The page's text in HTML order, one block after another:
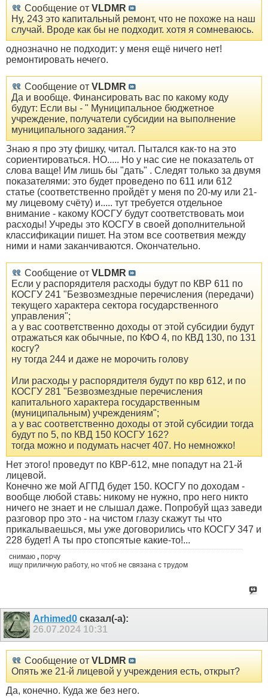
Сообщение от VLDMR
Ну, 243 это капитальный ремонт, что не похоже на наш
случай. Вроде как бы не подходит. хотя я сомневаюсь.
однозначно не подходит: у меня ещё ничего нет!
ремонтировать нечего.
Сообщение от VLDMR
Да и вообще. Финансировать вас по какому коду
будут: Если вы - " Муниципальное бюджетное
учреждение, получатели субсидии на выполнение
муниципального задания."?
Знаю я про эту фишку, читал. Пытался как-то на это
сориентироваться. НО..... Но у нас сие не показатель от
слова ваще! Им лишь бы "дать" . Следят только за двумя
показателями: это будет проведено по 611 или 612
статье (соответственно пройдёт у меня по 20-му или 21-
му лицевому счёту) и..... тут требуется отдельное
внимание - какому КОСГУ будут соответствовать мои
расходы! Учреды это КОСГУ в своей дополнительной
классификации пишет. На этом все соответвия между
ними и нами заканчиваются. Окончательно.
Сообщение от VLDMR
Если у распорядителя расходы будут по КВР 611 по
КОСГУ 241 "Безвозмездные перечисления (передачи)
текущего характера сектора государственного
управления";
а у вас соответственно доходы от этой субсидии будут
отражаться как обычные, по КФО 4, по КВД 130, по 131
косгу?
ну тогда 244 и даже не морочить голову
Или расходы у распорядителя будут по квр 612, и по
КОСГУ 281 "Безвозмездные перечисления
капитального характера государственным
(муниципальным) учреждениям";
а у вас соответственно доходы от этой субсидии тогда
будут по 5, по КВД 150 КОСГУ 162?
тогда можно и подумать насчет 407. Но немножко!
Нет этого! проведут по КВР-612, мне попадут на 21-й
лицевой.
Конечно же мой АГПД будет 150. КОСГУ по доходам -
вообще любой ставь: никому не нужно, про него никто
ничего не знает и не слышал даже. Попробуй щаз заведи
разговор про это - на чистом глазу скажут ты что
прикалываешься, мы уже договорились что КОСГУ 347 и
228 будет! А ты про стопсятые какие-то!...
снимаю , порчу
ищу приличную работу, но чтоб не связана с трудом
Arhimed0 сказал(-а):
26.07.2024 10:31
Сообщение от VLDMR
Опять же 21-й лицевой у учреждения есть, открыт?
Да, конечно. Куда же без него.